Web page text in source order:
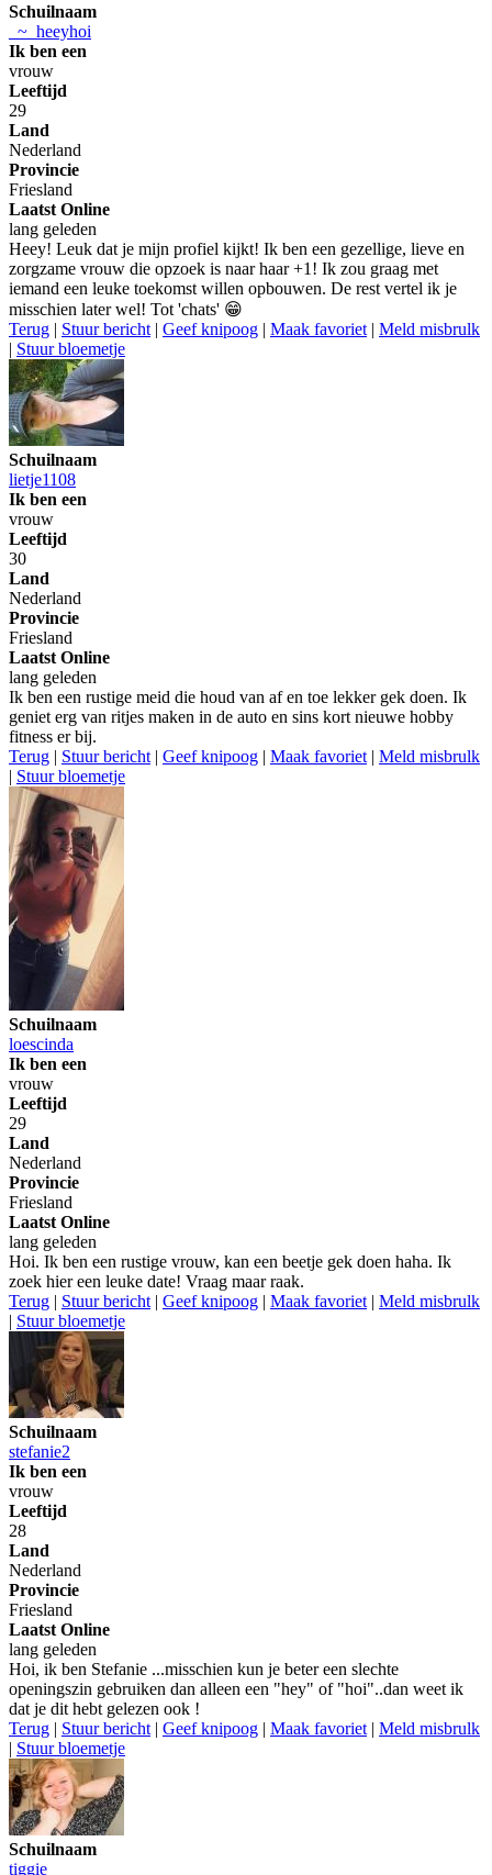
Schuilnaam
_~_heeyhoi
Ik ben een
vrouw
Leeftijd
29
Land
Nederland
Provincie
Friesland
Laatst Online
lang geleden
Heey! Leuk dat je mijn profiel kijkt! Ik ben een gezellige, lieve en
zorgzame vrouw die opzoek is naar haar +1! Ik zou graag met
iemand een leuke toekomst willen opbouwen. De rest vertel ik je
misschien later wel! Tot 'chats' 😁
Terug | Stuur bericht | Geef knipoog | Maak favoriet | Meld misbrulk
| Stuur bloemetje
Schuilnaam
lietje1108
Ik ben een
vrouw
Leeftijd
30
Land
Nederland
Provincie
Friesland
Laatst Online
lang geleden
Ik ben een rustige meid die houd van af en toe lekker gek doen. Ik
geniet erg van ritjes maken in de auto en sins kort nieuwe hobby
fitness er bij.
Terug | Stuur bericht | Geef knipoog | Maak favoriet | Meld misbrulk
| Stuur bloemetje
Schuilnaam
loescinda
Ik ben een
vrouw
Leeftijd
29
Land
Nederland
Provincie
Friesland
Laatst Online
lang geleden
Hoi. Ik ben een rustige vrouw, kan een beetje gek doen haha. Ik
zoek hier een leuke date! Vraag maar raak.
Terug | Stuur bericht | Geef knipoog | Maak favoriet | Meld misbrulk
| Stuur bloemetje
Schuilnaam
stefanie2
Ik ben een
vrouw
Leeftijd
28
Land
Nederland
Provincie
Friesland
Laatst Online
lang geleden
Hoi, ik ben Stefanie ...misschien kun je beter een slechte
openingszin gebruiken dan alleen een "hey" of "hoi"..dan weet ik
dat je dit hebt gelezen ook !
Terug | Stuur bericht | Geef knipoog | Maak favoriet | Meld misbrulk
| Stuur bloemetje
Schuilnaam
tiggie